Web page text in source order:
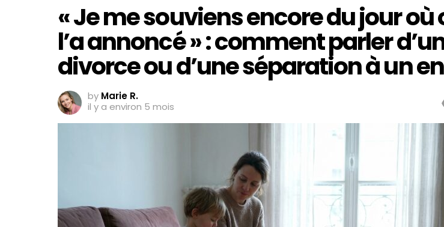
« Je me souviens encore du jour où
l’a annoncé » : comment parler
divorce ou d’une séparation à un
by Marie R.
il y a environ 5 mois